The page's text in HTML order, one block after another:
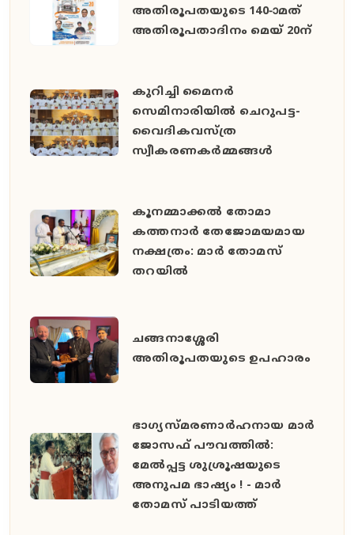
അതിരൂപതയുടെ 140-ാമത്
അതിരൂപതാദിനം മെയ് 20ന്
കുറിച്ചി മൈനർ
സെമിനാരിയിൽ ചെറുപട്ട-
വൈദികവസ്ത്ര
സ്വീകരണകർമ്മങ്ങൾ
കൂനമ്മാക്കൽ തോമാ
കത്തനാർ തേജോമയമായ
നക്ഷത്രം: മാർ തോമസ്
തറയിൽ
ചങ്ങനാശ്ശേരി
അതിരൂപതയുടെ ഉപഹാരം
ഭാഗ്യസ്മരണാർഹനായ മാർ
ജോസഫ് പൗവത്തിൽ:
മേൽപ്പട്ട ശുശ്രൂഷയുടെ
അനുപമ ഭാഷ്യം ! - മാർ
തോമസ് പാടിയത്ത്